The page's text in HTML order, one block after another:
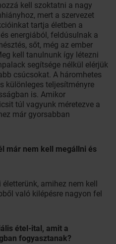
kell szoktatni a nagy
mert a szervezet
tartja életben a
energiából, feldúsulnak a
sőt, még az ember
kell tanulnunk így létezni
segítsége nélkül elérjük
csúcsokat. A háromhetes
különleges teljesítményre
is. Amikor
túl vagyunk méretezve a
már gyorsabban
már nem kell megállni és
amihez nem kell
való kilépésre nagyon fel
étel-ital, amit a
fogyasztanak?